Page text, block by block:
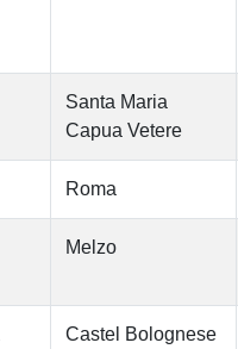
Santa Maria
Capua Vetere
Roma
Melzo
Castel Bolognese